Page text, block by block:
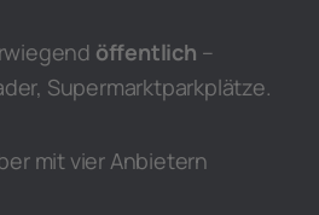
öffentlich –
Supermarktparkplätze.
mit vier Anbietern